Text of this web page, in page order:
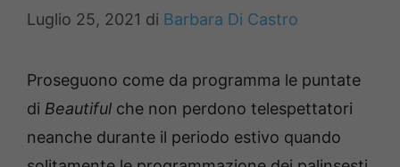
Luglio 25, 2021 di Barbara Di Castro
Proseguono come da programma le puntate
di Beautiful che non perdono telespettatori
neanche durante il periodo estivo quando